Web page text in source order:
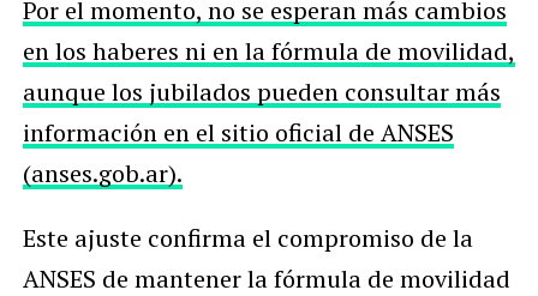
Por el momento, no se esperan más cambios
en los haberes ni en la fórmula de movilidad,
aunque los jubilados pueden consultar más
información en el sitio oficial de ANSES
(anses.gob.ar).
Este ajuste confirma el compromiso de la
ANSES de mantener la fórmula de movilidad